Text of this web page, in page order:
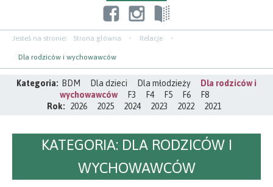
Jesteś na stronie: Strona główna Relacje
Dla rodziców i wychowawców
Kategoria: BDM Dla dzieci Dla młodzieży
Dla rodziców i
wychowawców
F3 F4 F5 F6
F8
Rok:
2026 2025 2024 2023 2022 2021
KATEGORIA: DLA RODZICÓW I
WYCHOWAWCÓW